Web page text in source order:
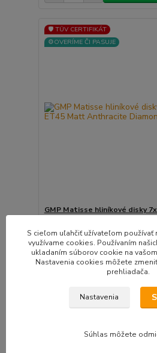
🛡️ TÜV CERTIFIKÁT
⚙️OVERÍME ČI PASUJE
GMP Matisse hliníkové disky
Luxusné dizajnové disky
vý...
ks
Pridať do
🛡️ TÜV CERTIFIKÁT
S cieľom uľahčiť užívateľom používať
využívame cookies. Používaním
ukladaním súborov cookie na
Nastavenia cookies môžete
prehliadača.
Nastavenia
Súhlas môžete